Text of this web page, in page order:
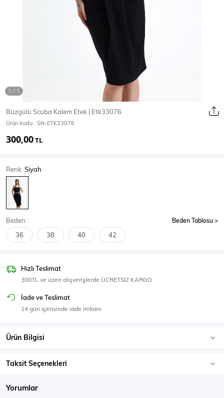
Mont & Kaban Yağmurluk
T-Shirt
Body
SPOR GİYİM
Eşofman Üstü
Büzgülü Scuba Kalem Etek | Etk33076
Ürün Kodu : SN-ETK33076
300,00TL
Renk:Siyah
Beden: Beden Tablosu
36 38 40 42
Hızlı Teslimat
300TL ve üzeri alışverişlerde ÜCRETSİZ KARGO
İade ve Teslimat
14 gün içerisinde iade imkanı
Ürün Bilgisi
Taksit Seçenekleri
Yorumlar